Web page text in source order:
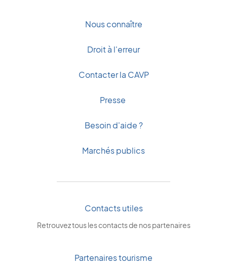
Nous connaître
Droit à l'erreur
Contacter la CAVP
Presse
Besoin d'aide ?
Marchés publics
Contacts utiles
Retrouvez tous les contacts de nos partenaires
Partenaires tourisme